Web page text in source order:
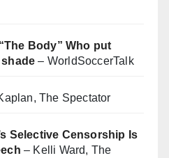
Body” Who put
– WorldSoccerTalk
The Spectator
Selective Censorship Is
– Kelli Ward, The